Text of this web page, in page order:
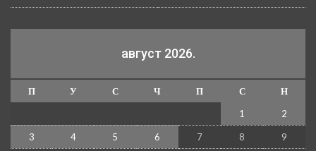
август 2026.
П У С Ч П С
Н
1
2
3 4 5 6 7 8 9